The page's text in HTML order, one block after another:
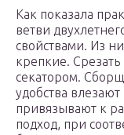
Как показала
ветви
свойствами. Из
крепкие.
секатором.
удобства
привязывают к
подход, при